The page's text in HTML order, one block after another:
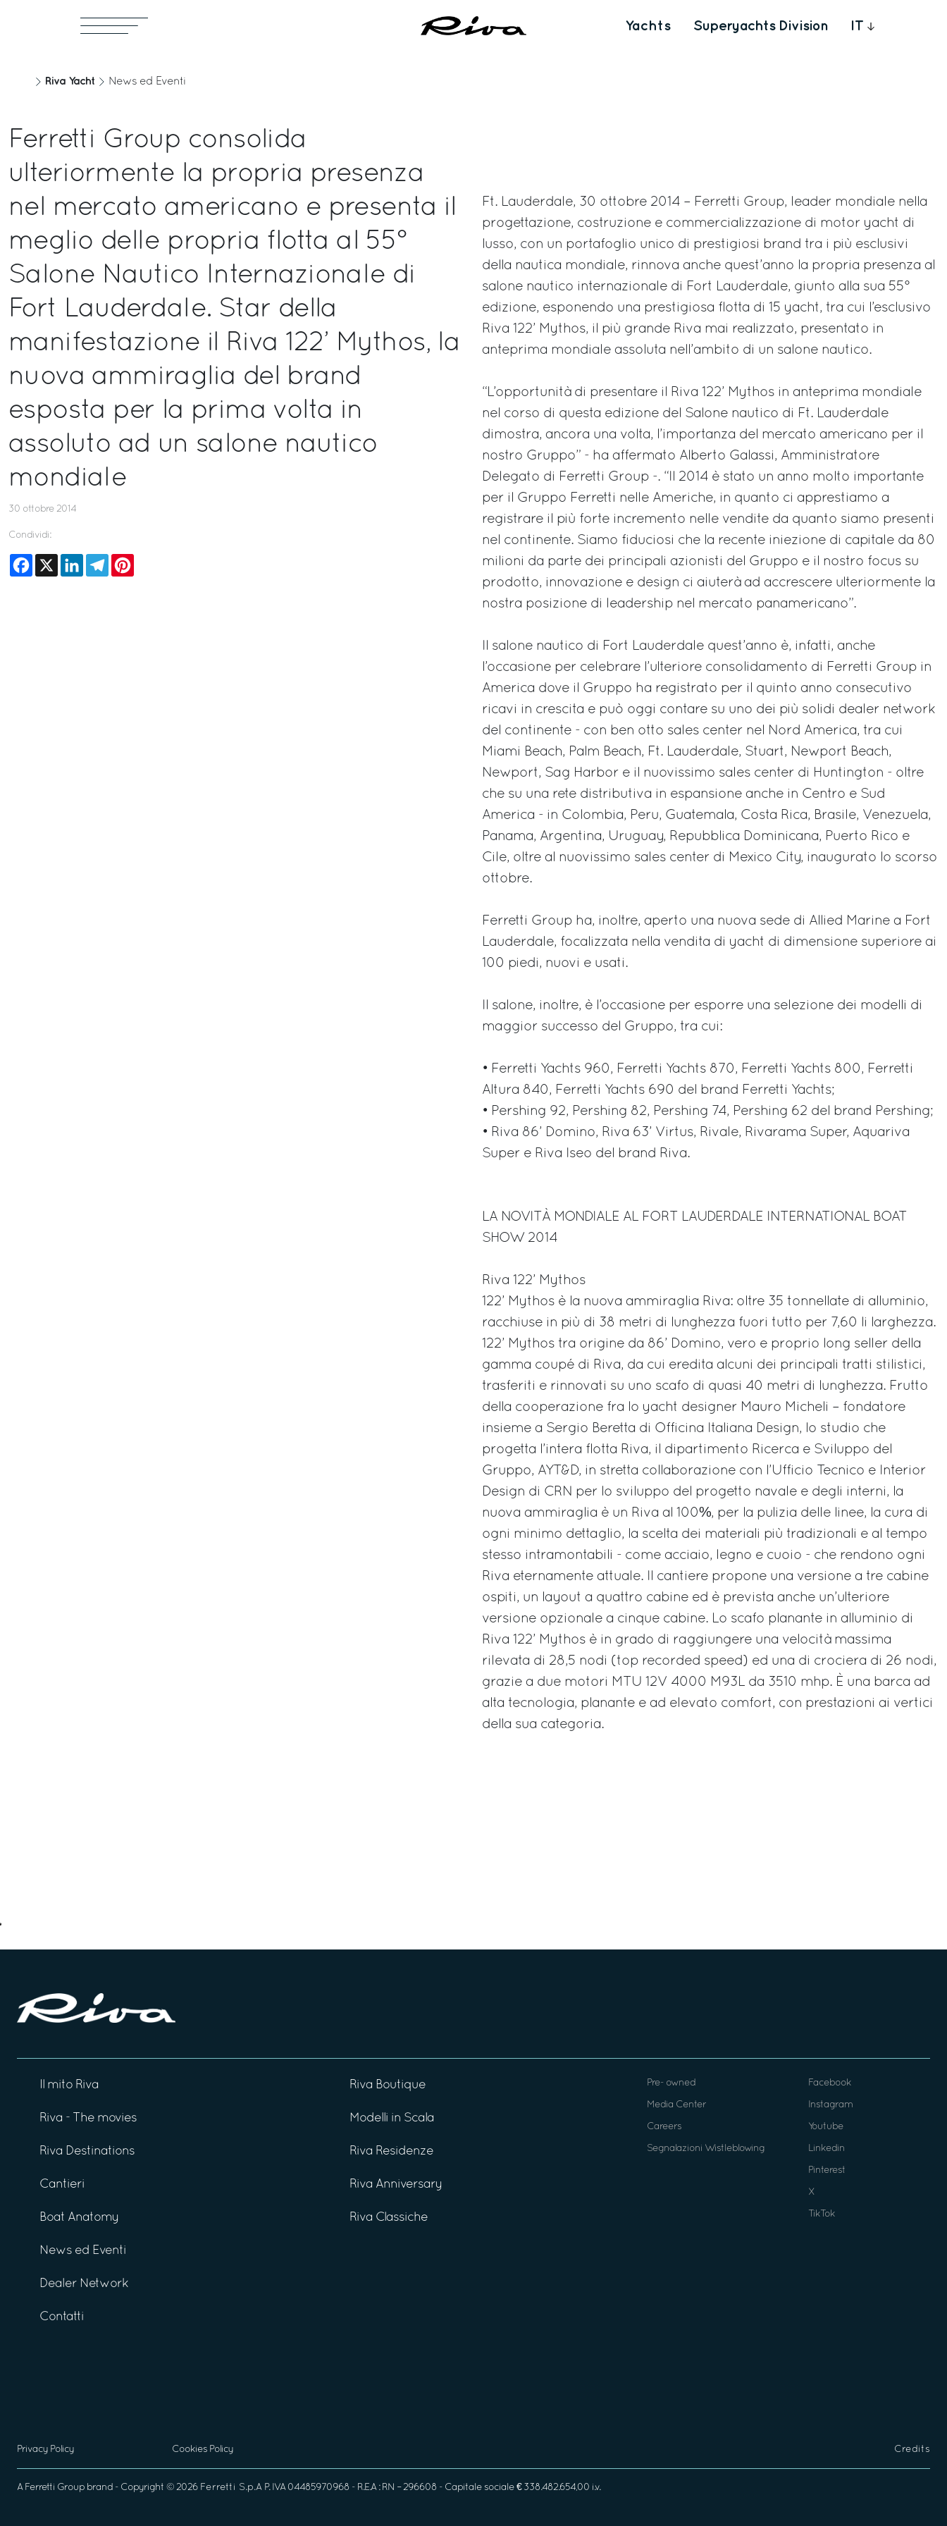
Yachts Superyachts Division IT
Riva Yacht News ed Eventi
Ferretti Group consolida
ulteriormente la propria presenza
nel mercato americano e presenta il
meglio delle propria flotta al 55°
Salone Nautico Internazionale di
Fort Lauderdale. Star della
manifestazione il Riva 122’ Mythos, la
nuova ammiraglia del brand
esposta per la prima volta in
assoluto ad un salone nautico
mondiale
30 ottobre 2014
Condividi:
Facebook
X LinkedInTelegram
Ft. Lauderdale, 30 ottobre 2014 – Ferretti Group, leader mondiale nella
progettazione, costruzione e commercializzazione di motor yacht di
lusso, con un portafoglio unico di prestigiosi brand tra i più esclusivi
della nautica mondiale, rinnova anche quest’anno la propria presenza al
salone nautico internazionale di Fort Lauderdale, giunto alla sua 55°
edizione, esponendo una prestigiosa flotta di 15 yacht, tra cui l’esclusivo
Riva 122’ Mythos, il più grande Riva mai realizzato, presentato in
anteprima mondiale assoluta nell’ambito di un salone nautico.
“L’opportunità di presentare il Riva 122’ Mythos in anteprima mondiale
nel corso di questa edizione del Salone nautico di Ft. Lauderdale
dimostra, ancora una volta, l’importanza del mercato americano per il
nostro Gruppo” - ha affermato Alberto Galassi, Amministratore
Delegato di Ferretti Group -. “Il 2014 è stato un anno molto importante
per il Gruppo Ferretti nelle Americhe, in quanto ci apprestiamo a
registrare il più forte incremento nelle vendite da quanto siamo presenti
nel continente. Siamo fiduciosi che la recente iniezione di capitale da 80
milioni da parte dei principali azionisti del Gruppo e il nostro focus su
prodotto, innovazione e design ci aiuterà ad accrescere ulteriormente la
nostra posizione di leadership nel mercato panamericano”.
Il salone nautico di Fort Lauderdale quest’anno è, infatti, anche
l’occasione per celebrare l’ulteriore consolidamento di Ferretti Group in
America dove il Gruppo ha registrato per il quinto anno consecutivo
ricavi in crescita e può oggi contare su uno dei più solidi dealer network
del continente - con ben otto sales center nel Nord America, tra cui
Miami Beach, Palm Beach, Ft. Lauderdale, Stuart, Newport Beach,
Newport, Sag Harbor e il nuovissimo sales center di Huntington - oltre
che su una rete distributiva in espansione anche in Centro e Sud
America - in Colombia, Peru, Guatemala, Costa Rica, Brasile, Venezuela,
Panama, Argentina, Uruguay, Repubblica Dominicana, Puerto Rico e
Cile, oltre al nuovissimo sales center di Mexico City, inaugurato lo scorso
ottobre.
Ferretti Group ha, inoltre, aperto una nuova sede di Allied Marine a Fort
Lauderdale, focalizzata nella vendita di yacht di dimensione superiore ai
100 piedi, nuovi e usati.
Il salone, inoltre, è l’occasione per esporre una selezione dei modelli di
maggior successo del Gruppo, tra cui:
• Ferretti Yachts 960, Ferretti Yachts 870, Ferretti Yachts 800, Ferretti
Altura 840, Ferretti Yachts 690 del brand Ferretti Yachts;
• Pershing 92, Pershing 82, Pershing 74, Pershing 62 del brand Pershing;
• Riva 86’ Domino, Riva 63’ Virtus, Rivale, Rivarama Super, Aquariva
Super e Riva Iseo del brand Riva.
LA NOVITÀ MONDIALE AL FORT LAUDERDALE INTERNATIONAL BOAT
SHOW 2014
Riva 122’ Mythos
122’ Mythos è la nuova ammiraglia Riva: oltre 35 tonnellate di alluminio,
racchiuse in più di 38 metri di lunghezza fuori tutto per 7,60 li larghezza.
122’ Mythos tra origine da 86’ Domino, vero e proprio long seller della
gamma coupé di Riva, da cui eredita alcuni dei principali tratti stilistici,
trasferiti e rinnovati su uno scafo di quasi 40 metri di lunghezza. Frutto
della cooperazione fra lo yacht designer Mauro Micheli – fondatore
insieme a Sergio Beretta di Officina Italiana Design, lo studio che
progetta l’intera flotta Riva, il dipartimento Ricerca e Sviluppo del
Gruppo, AYT&D, in stretta collaborazione con l’Ufficio Tecnico e Interior
Design di CRN per lo sviluppo del progetto navale e degli interni, la
nuova ammiraglia è un Riva al 100%, per la pulizia delle linee, la cura di
ogni minimo dettaglio, la scelta dei materiali più tradizionali e al tempo
stesso intramontabili - come acciaio, legno e cuoio - che rendono ogni
Riva eternamente attuale. Il cantiere propone una versione a tre cabine
ospiti, un layout a quattro cabine ed è prevista anche un’ulteriore
versione opzionale a cinque cabine. Lo scafo planante in alluminio di
Riva 122’ Mythos è in grado di raggiungere una velocità massima
rilevata di 28,5 nodi (top recorded speed) ed una di crociera di 26 nodi,
grazie a due motori MTU 12V 4000 M93L da 3510 mhp. È una barca ad
alta tecnologia, planante e ad elevato comfort, con prestazioni ai vertici
della sua categoria.
Il mito Riva
Riva - The movies
Riva Destinations
Cantieri
Boat Anatomy
News ed Eventi
Dealer Network
Contatti
Riva Boutique
Modelli in Scala
Riva Residenze
Riva Anniversary
Riva Classiche
Pre- owned
Media Center
Careers
Segnalazioni Wistleblowing
Facebook
Instagram
Youtube
Linkedin
Pinterest
X
TikTok
Privacy Policy Cookies Policy Credits
A Ferretti Group brand - Copyright © 2026 Ferretti S.p.A P. IVA 04485970968 - R.E.A : RN – 296608 - Capitale sociale € 338.482.654,00 i.v.